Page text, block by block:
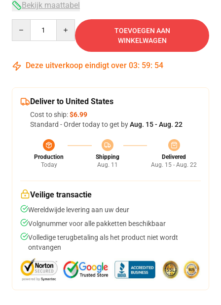
Bekijk maattabel
TOEVOEGEN AAN
WINKELWAGEN
Deze uitverkoop eindigt over 03: 59: 54
Deliver to United States
Cost to ship:$6.99
Standard - Order today to get byAug. 15 - Aug. 22
Production
Today
Shipping
Aug. 11
Delivered
Aug. 15 - Aug. 22
Veilige transactie
Wereldwijde levering aan uw deur
Volgnummer voor alle pakketten beschikbaar
Volledige terugbetaling als het product niet wordt
ontvangen